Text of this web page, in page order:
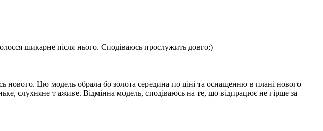
шикарне після нього. Сподіваюсь прослужить довго;)
Цю модель обрала бо золота середина по ціні та оснащенню в плані нового
слухняне т аживе. Відмінна модель, сподіваюсь на те, що відпрацює не гірше за